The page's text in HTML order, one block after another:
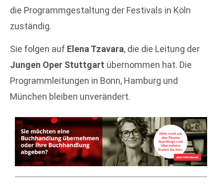
die Programmgestaltung der Festivals in Köln
zuständig.
Sie folgen auf Elena Tzavara, die die Leitung der
Jungen Oper Stuttgart übernommen hat. Die
Programmleitungen in Bonn, Hamburg und
München bleiben unverändert.